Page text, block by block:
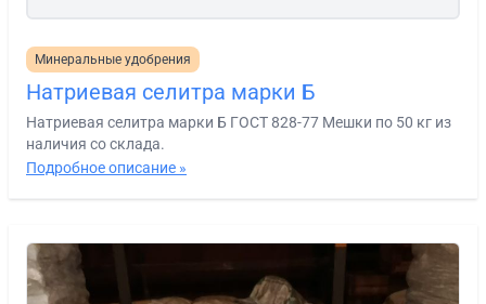
Минеральные удобрения
Натриевая селитра марки Б
Натриевая селитра марки Б ГОСТ 828-77 Мешки по 50 кг из
наличия со склада.
Подробное описание »